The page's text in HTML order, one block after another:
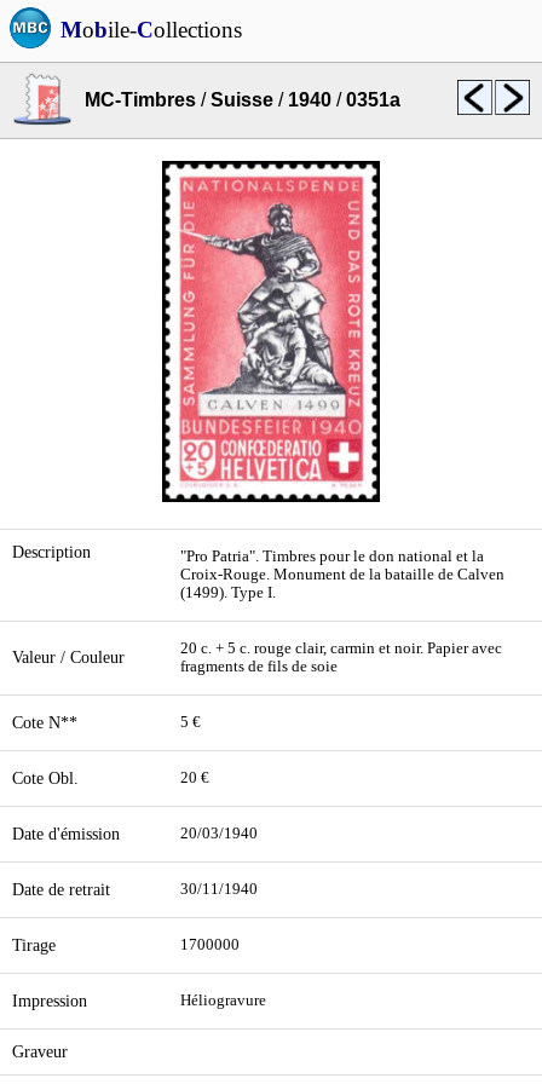
Mobile-Collections
MC-Timbres /Suisse / 1940 /0351a
Description
"Pro Patria". Timbres pour le don national et la
Croix-Rouge. Monument de la bataille de Calven
(1499). Type I.
Valeur / Couleur
20 c. + 5 c. rouge clair, carmin et noir. Papier avec
fragments de fils de soie
Cote N** 5 €
Cote Obl. 20 €
Date d'émission 20/03/1940
Date de retrait 30/11/1940
Tirage 1700000
Impression Héliogravure
Graveur